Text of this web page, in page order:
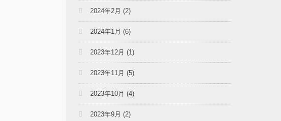
2024年2月 (2)
2024年1月 (6)
2023年12月 (1)
2023年11月 (5)
2023年10月 (4)
2023年9月 (2)